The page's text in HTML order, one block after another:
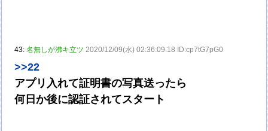
43:名無しが沸キ立ツ 2020/12/09(水) 02:36:09.18 ID:cp7tG7pG0
>>22
アプリ入れて証明書の写真送ったら
何日か後に認証されてスタート